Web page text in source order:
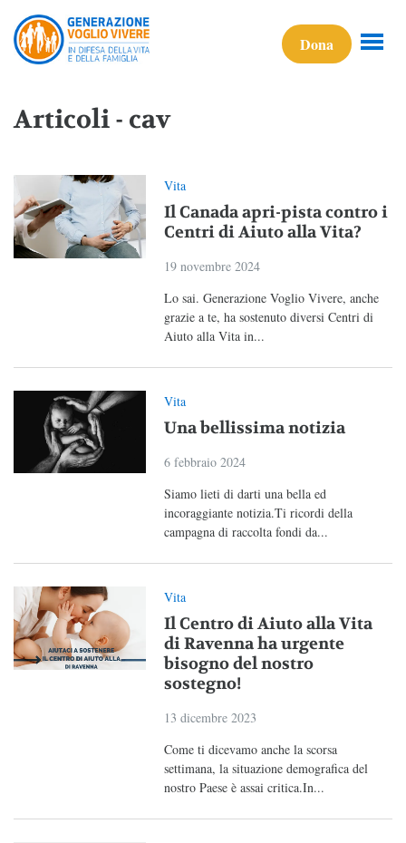
Dona
Articoli - cav
Vita
Il Canada apri-pista contro i
Centri di Aiuto alla Vita?
19 novembre 2024
Lo sai. Generazione Voglio Vivere, anche
grazie a te, ha sostenuto diversi Centri di
Aiuto alla Vita in...
Vita
Una bellissima notizia
6 febbraio 2024
Siamo lieti di darti una bella ed
incoraggiante notizia.Ti ricordi della
campagna di raccolta fondi da...
Vita
Il Centro di Aiuto alla Vita
di Ravenna ha urgente
bisogno del nostro
sostegno!
13 dicembre 2023
Come ti dicevamo anche la scorsa
settimana, la situazione demografica del
nostro Paese è assai critica.In...